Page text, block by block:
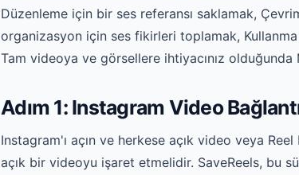
Düzenleme için bir ses referansı saklamak,
organizasyon için ses fikirleri toplamak,
Tam videoya ve görsellere ihtiyacınız olduğunda
Adım 1: Instagram Video
Instagram'ı açın ve herkese açık video veya
açık bir videoyu işaret etmelidir. SaveReels, bu